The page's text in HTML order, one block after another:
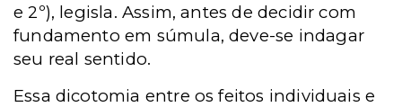
e 2º), legisla. Assim, antes de decidir com
fundamento em súmula, deve-se indagar
seu real sentido.
Essa dicotomia entre os feitos individuais e